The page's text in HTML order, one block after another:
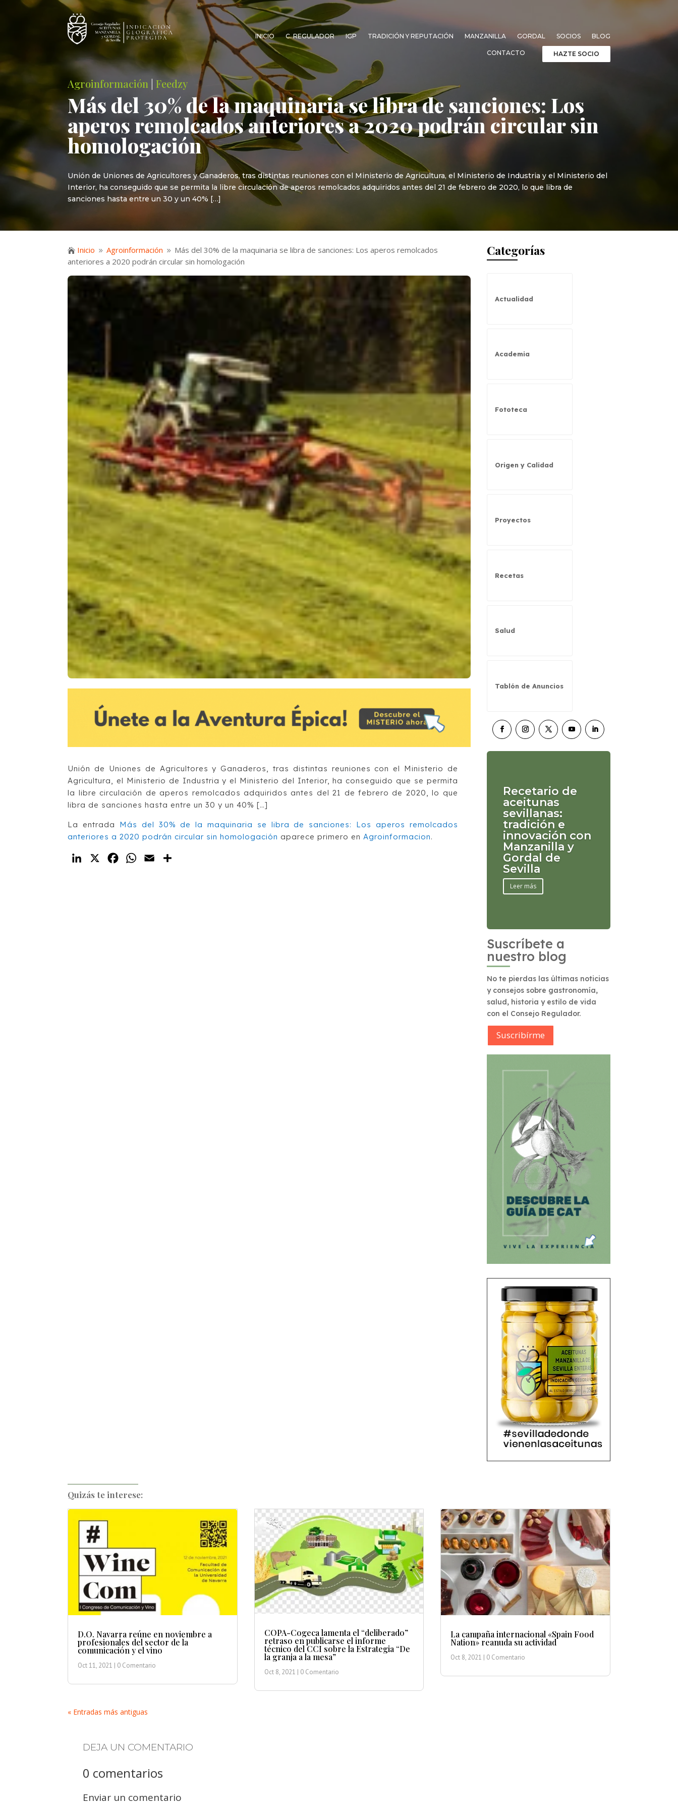
INICIO C. REGULADOR IGP TRADICIÓN Y REPUTACIÓN MANZANILLA GORDAL SOCIOS BLOG
CONTACTO HAZTE SOCIO
Agroinformación |Feedzy
Más del 30% de la maquinaria se libra de sanciones: Los
aperos remolcados anteriores a 2020 podrán circular sin
homologación
Unión de Uniones de Agricultores y Ganaderos, tras distintas reuniones con el Ministerio de Agricultura, el Ministerio de Industria y el Ministerio del
Interior, ha conseguido que se permita la libre circulación de aperos remolcados adquiridos antes del 21 de febrero de 2020, lo que libra de
sanciones hasta entre un 30 y un 40% […]
 Inicio 9 Agroinformación 9 Más del 30% de la maquinaria se libra de sanciones: Los aperos remolcados
anteriores a 2020 podrán circular sin homologación
Unión de Uniones de Agricultores y Ganaderos, tras distintas reuniones con el Ministerio de
Agricultura, el Ministerio de Industria y el Ministerio del Interior, ha conseguido que se permita
la libre circulación de aperos remolcados adquiridos antes del 21 de febrero de 2020, lo que
libra de sanciones hasta entre un 30 y un 40% […]
La entrada Más del 30% de la maquinaria se libra de sanciones: Los aperos remolcados
anteriores a 2020 podrán circular sin homologación aparece primero en Agroinformacion.
LinkedIn
X FacebookWhatsApp
Email
Categorías
Actualidad
Academia
Fototeca
Origen y Calidad
Proyectos
Recetas
Salud
Tablón de Anuncios
Recetario de
aceitunas
sevillanas:
tradición e
innovación con
Manzanilla y
Gordal de
Sevilla
Leer más
Suscríbete a
nuestro blog
No te pierdas las últimas noticias
y consejos sobre gastronomía,
salud, historia y estilo de vida
con el Consejo Regulador.
Suscribírme
Quizás te interese:
D.O. Navarra reúne en noviembre a
profesionales del sector de la
comunicación y el vino
Oct 11, 2021 | 0 Comentario
COPA-Cogeca lamenta el “deliberado”
retraso en publicarse el informe
técnico del CCI sobre la Estrategia “De
la granja a la mesa”
Oct 8, 2021 | 0 Comentario
La campaña internacional «Spain Food
Nation» reanuda su actividad
Oct 8, 2021 | 0 Comentario
« Entradas más antiguas
DEJA UN COMENTARIO
0 comentarios
Enviar un comentario